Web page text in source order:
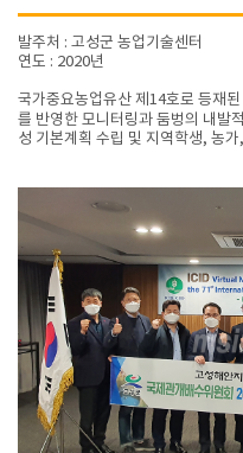
발주처 : 고성군 농업기술센터
연도 : 2020년
국가중요농업유산 제14호로 등재
를 반영한 모니터링과 둠벙의 내발
성 기본계획 수립 및 지역학생, 농